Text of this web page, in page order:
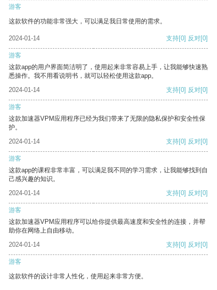
游客
这款软件的功能非常强大，可以满足我日常使用的需求。
2024-01-14 支持[0] 反对[0]
游客
这款app的用户界面简洁明了，使用起来非常容易上手，让我能够快速熟
悉操作。我不用看说明书，就可以轻松使用这款app。
2024-01-14
支持[0] 反对[0]
游客
这款加速器VPM应用程序已经为我们带来了无限的隐私保护和安全性保
护。
2024-01-14
支持[0] 反对[0]
游客
这款app的课程非常丰富，可以满足我不同的学习需求，让我能够找到自
己感兴趣的知识。
2024-01-14
支持[0] 反对[0]
游客
这款加速器VPM应用程序可以给你提供最高速度和安全性的连接，并帮
助你在网络上自由移动。
2024-01-14
支持[0] 反对[0]
游客
这款软件的设计非常人性化，使用起来非常方便。